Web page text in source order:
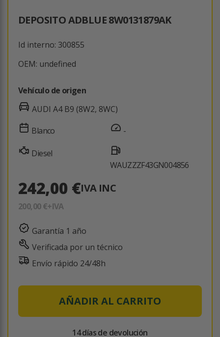
DEPOSITO ADBLUE 8W0131879AK
Id interno: 300855
OEM: undefined
Vehículo de origen
AUDI A4 B9 (8W2, 8WC)
Blanco
Diesel
-
WAUZZZF43GN004856
242,00 €IVA INC
200,00 €+IVA
Garantía 1 año
Verificada por un técnico
Envío rápido 24/48h
AÑADIR AL CARRITO
14 días de devolución